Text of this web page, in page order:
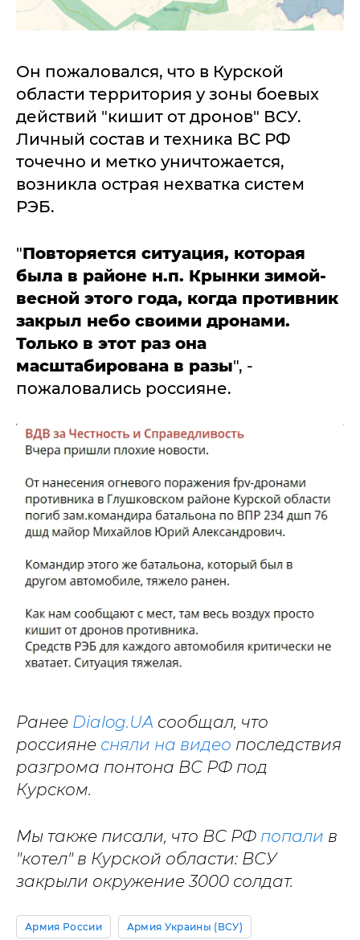
Он пожаловался, что в Курской
области территория у зоны боевых
действий "кишит от дронов" ВСУ.
Личный состав и техника ВС РФ
точечно и метко уничтожается,
возникла острая нехватка систем
РЭБ.
"Повторяется ситуация, которая
была в районе н.п. Крынки зимой-
весной этого года, когда противник
закрыл небо своими дронами.
Только в этот раз она
масштабирована в разы", -
пожаловались россияне.
Ранее Dialog.UA сообщал, что
россияне сняли на видео последствия
разгрома понтона ВС РФ под
Курском.
Мы также писали, что ВС РФ попали в
"котел" в Курской области: ВСУ
закрыли окружение 3000 солдат.
Армия России Армия Украины (ВСУ)